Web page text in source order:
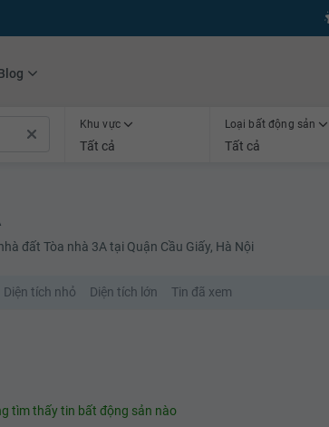
Khu vực
Tất cả
Loại bất động sản
Tất cả
đất Tòa nhà 3A tại Quận Cầu Giấy, Hà Nội
Diện tích nhỏ Diện tích lớn Tin đã xem
tìm thấy tin bất động sản nào